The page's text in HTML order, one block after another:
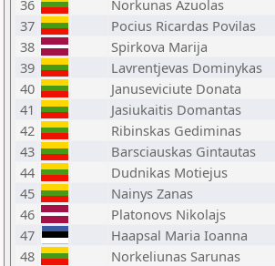
36
Norkunas Azuolas
37
Pocius Ricardas Povilas
38
Spirkova Marija
39
Lavrentjevas Dominykas
40
Januseviciute Donata
41
Jasiukaitis Domantas
42
Ribinskas Gediminas
43
Barsciauskas Gintautas
44
Dudnikas Motiejus
45
Nainys Zanas
46
Platonovs Nikolajs
47
Haapsal Maria Ioanna
48
Norkeliunas Sarunas